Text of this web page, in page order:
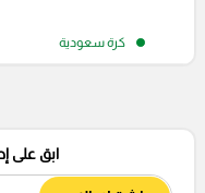
كرة سعودية
ابق على